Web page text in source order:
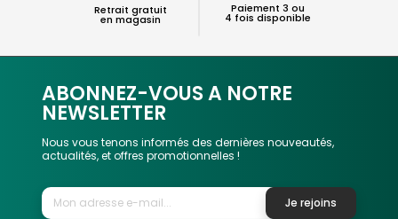
Retrait gratuit
en magasin
Paiement 3 ou
4 fois disponible
ABONNEZ-VOUS A NOTRE
NEWSLETTER
Nous vous tenons informés des dernières nouveautés,
actualités, et offres promotionnelles !
Je rejoins